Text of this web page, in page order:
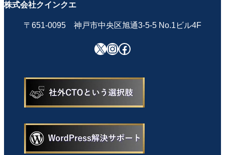
株式会社クインクエ
〒651-0095 神戸市中央区旭通3-5-5 No.1ビル4F
X Instagram
Facebook